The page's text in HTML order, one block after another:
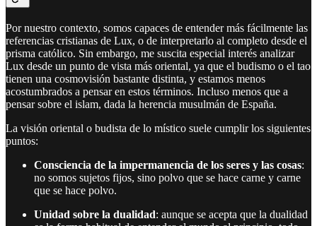
Por nuestro contexto, somos capaces de entender más fácilmente las
referencias cristianas de Lux, o de interpretarlo al completo desde el
prisma católico. Sin embargo, me suscita especial interés analizar
Lux desde un punto de vista más oriental, ya que el budismo o el tao
tienen una cosmovisión bastante distinta, y estamos menos
acostumbrados a pensar en estos términos. Incluso menos que a
pensar sobre el islam, dada la herencia musulmán de España.
La visión oriental o budista de lo místico suele cumplir los siguientes
puntos:
Consciencia de la impermanencia de los seres y las cosas:
no somos sujetos fijos, sino polvo que se hace carne y carne
que se hace polvo.
Unidad sobre la dualidad: aunque se acepta que la dualidad